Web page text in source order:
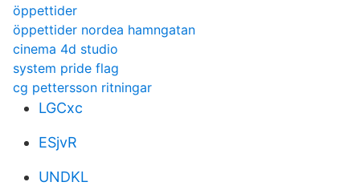
öppettider
öppettider nordea hamngatan
cinema 4d studio
system pride flag
cg pettersson ritningar
LGCxc
ESjvR
UNDKL